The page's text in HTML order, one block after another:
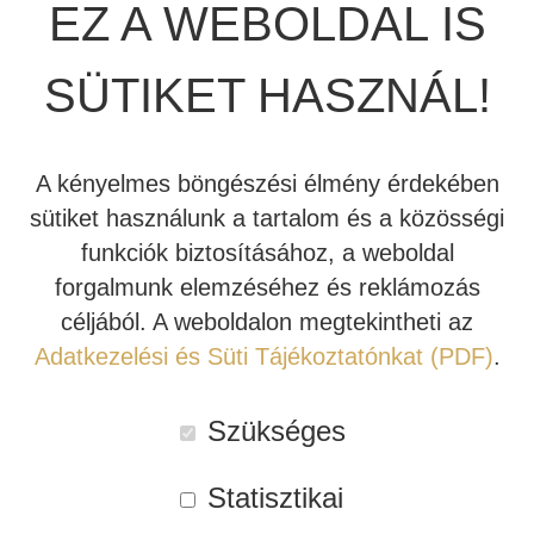
székhelyű Stewart Filmscreen prémium vászongyártó cég
minden színt és részletet pontossággal,
képfelületeink használaton kívül elbújtathatóak falra,
mennyezetre vagy álmennyezetbe süllyesztett, remek
minőségű alumínium tokozásukban, emellett oldalról
feszített rendszer (Tab-Guy) oldja meg, hogy a vászon
évek múlva is sima, hullámoktól mentes maradjon.
Stewart Filmscreen
Vetítővászon
EZ A WEBOLDAL IS
SÜTIKET HASZNÁL!
A kényelmes böngészési élmény érdekében
sütiket használunk a tartalom és a közösségi
funkciók biztosításához, a weboldal
forgalmunk elemzéséhez és reklámozás
céljából. A weboldalon megtekintheti az
Adatkezelési és Süti Tájékoztatónkat (PDF).
Szükséges
Statisztikai